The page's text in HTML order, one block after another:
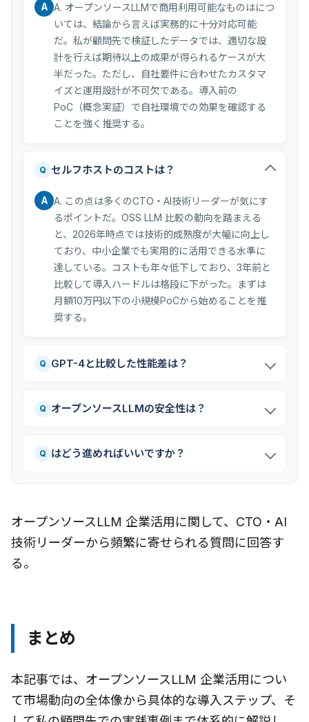
A A. オープンソースLLMで商用利用可能なものはにつ
いては、結論から言えば実務的に十分対応可能
だ。私が顧問先で検証したデータでは、適切な設
計を行えば期待以上の成果が得られるケースが大
半だった。ただし、自社要件に合わせたカスタマ
イズと運用設計が不可欠である。導入前の
PoC（概念実証）で自社環境での効果を確認する
ことを強く推奨する。
Q セルフホストのコストは？
A A. この点は多くのCTO・AI技術リーダーが気にす
るポイントだ。OSS LLM 比較の動向を踏まえる
と、2026年時点では技術的成熟度が大幅に向上し
ており、中小企業でも実用的に活用できる水準に
達している。コストも年々低下しており、3年前と
比較して導入ハードルは格段に下がった。まずは
月額10万円以下の小規模PoCから始めることを推
奨する。
Q GPT-4と比較した性能差は？
Q オープンソースLLMの安全性は？
Q はどう進めればいいですか？
オープンソースLLM 企業活用に関して、CTO・AI
技術リーダーから頻繁に寄せられる質問に回答す
る。
まとめ
本記事では、オープンソースLLM 企業活用につい
て市場動向の全体像から具体的な導入ステップ、そ